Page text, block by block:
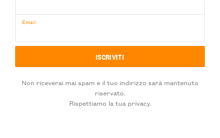
Email
Non riceverai mai spam e il tuo indirizzo sarà mantenuto
riservato.
Rispettiamo la tua privacy.